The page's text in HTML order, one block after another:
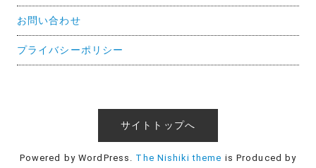
お問い合わせ
プライバシーポリシー
サイトトップへ
Powered by WordPress. The Nishiki theme is Produced by